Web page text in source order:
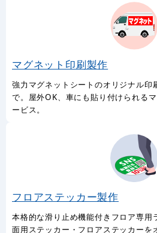
マグネット印刷製作
強力マグネットシートのオリジナル印
で。屋外OK、車にも貼り付けられる
ービス。
フロアステッカー製作
本格的な滑り止め機能付きフロア専用
面用ステッカー・フロアステッカーを